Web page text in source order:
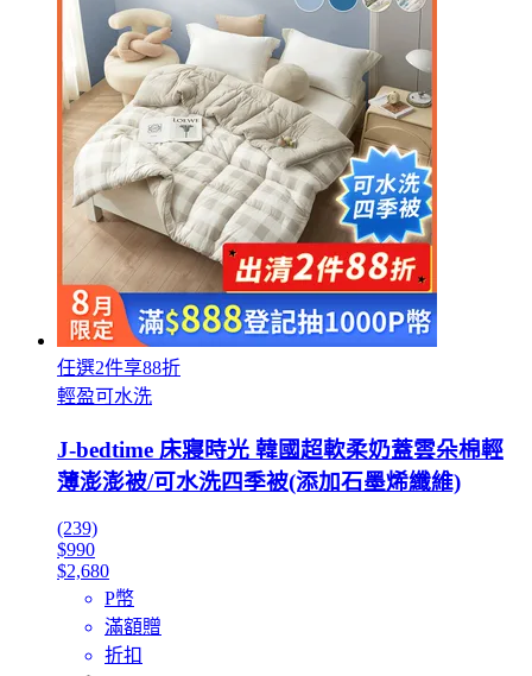
任選2件享88折
輕盈可水洗
J-bedtime 床寢時光 韓國超軟柔奶蓋雲朵棉輕
薄澎澎被/可水洗四季被(添加石墨烯纖維)
(239)
$990
$2,680
P幣
滿額贈
折扣